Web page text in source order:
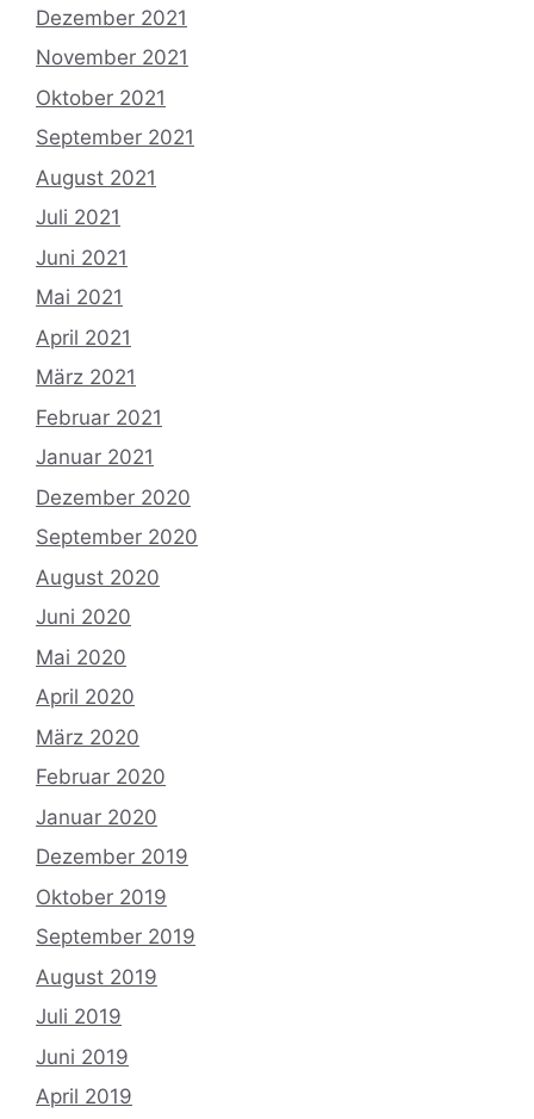
Dezember 2021
November 2021
Oktober 2021
September 2021
August 2021
Juli 2021
Juni 2021
Mai 2021
April 2021
März 2021
Februar 2021
Januar 2021
Dezember 2020
September 2020
August 2020
Juni 2020
Mai 2020
April 2020
März 2020
Februar 2020
Januar 2020
Dezember 2019
Oktober 2019
September 2019
August 2019
Juli 2019
Juni 2019
April 2019